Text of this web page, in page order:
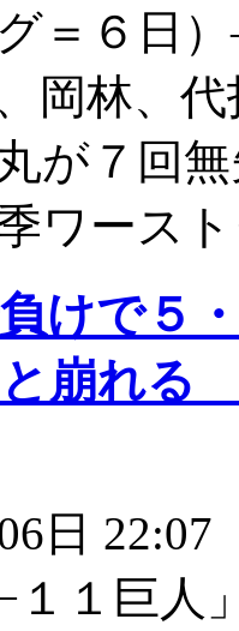
グ＝６日
岡林、
が７回
ワース
けで５
崩れる
日 22:07
１巨人